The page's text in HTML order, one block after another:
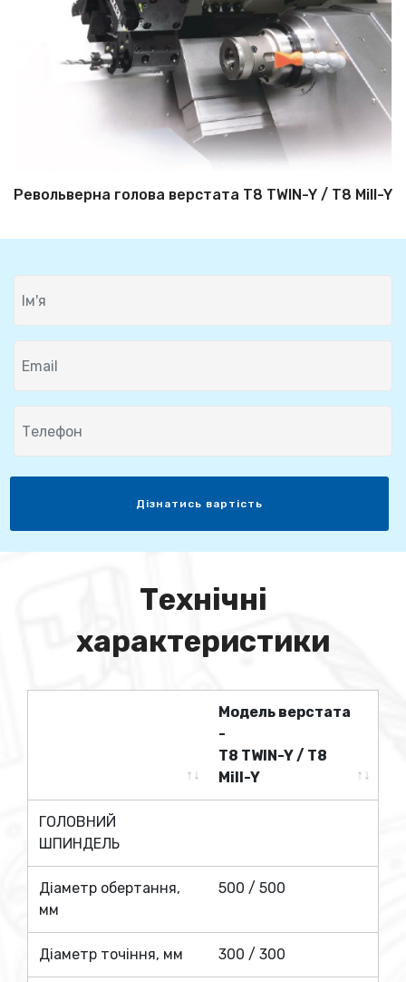
Револьверна голова верстата T8 TWIN-Y / T8 Mill-Y
Дізнатись вартість
Технічні
характеристики
Модель верстата
-
T8 TWIN-Y / T8
Mill-Y
Mill-Y
ГОЛОВНИЙ
ШПИНДЕЛЬ
Діаметр обертання,
мм
500 / 500
Діаметр точіння, мм 300 / 300